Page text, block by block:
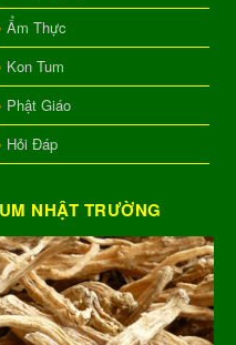
Ẩm Thực
Kon Tum
Phật Giáo
Hỏi Đáp
NHẬT TRƯỜNG